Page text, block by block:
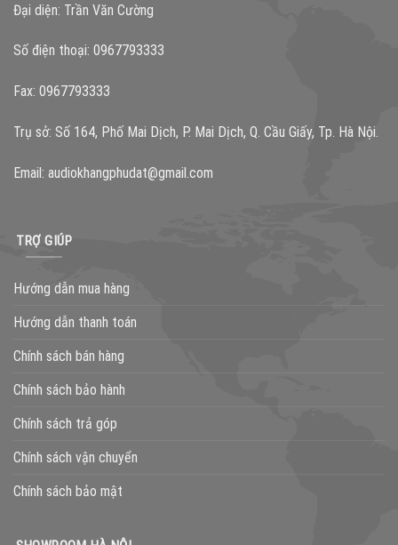
Đại diện: Trần Văn Cường
Số điện thoại: 0967793333
Fax: 0967793333
Trụ sở: Số 164, Phố Mai Dịch, P. Mai Dịch, Q. Cầu Giấy, Tp. Hà Nội.
Email: audiokhangphudat@gmail.com
TRỢ GIÚP
Hướng dẫn mua hàng
Hướng dẫn thanh toán
Chính sách bán hàng
Chính sách bảo hành
Chính sách trả góp
Chính sách vận chuyển
Chính sách bảo mật